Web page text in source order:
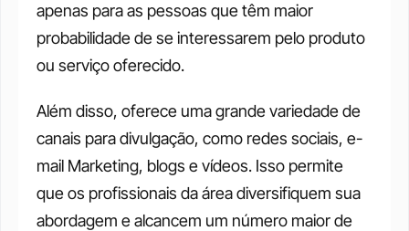
apenas para as pessoas que têm maior
probabilidade de se interessarem pelo produto
ou serviço oferecido.
Além disso, oferece uma grande variedade de
canais para divulgação, como redes sociais, e-
mail Marketing, blogs e vídeos. Isso permite
que os profissionais da área diversifiquem sua
abordagem e alcancem um número maior de